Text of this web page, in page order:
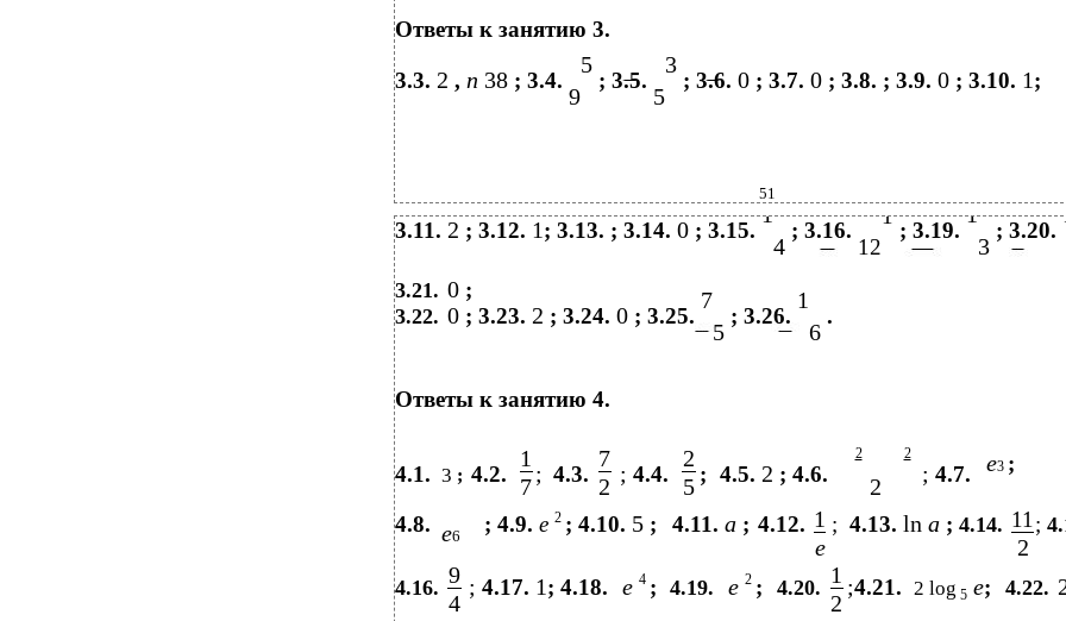
Ответы к занятию 3.
3.3. 2 , n 38 ; 3.4.
9
5
; 3.5.
5
3
; 3.6. 0 ; 3.7. 0 ; 3.8. ; 3.9. 0 ; 3.10. 1;
51
3.11. 2 ; 3.12. 1; 3.13. ; 3.14. 0 ; 3.15.
1
4
; 3.16.
12
1
; 3.19.
1
3
; 3.20.
3.21. 0 ;
3.22. 0 ; 3.23. 2 ; 3.24. 0 ; 3.25.
7
5
; 3.26.
1
6
.
Ответы к занятию 4.
4.1. 3 ; 4.2.
1
; 4.3.
7
; 4.4.
2
; 4.5. 2 ; 4.6.
2 2
; 4.7. e3 ;
7 2 5 2
4.8. e6 ; 4.9. e 2 ; 4.10. 5 ; 4.11. a ; 4.12. 1 ; 4.13. ln a ; 4.14. 11 ;
e 2
4.16. 9 ; 4.17. 1; 4.18. e 4 ; 4.19. e 2 ; 4.20. 1 ;4.21. 2 log e; 4.22.
4 2 5